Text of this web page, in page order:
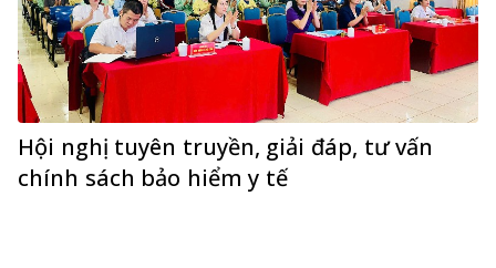
Hội nghị tuyên truyền, giải đáp, tư vấn
chính sách bảo hiểm y tế